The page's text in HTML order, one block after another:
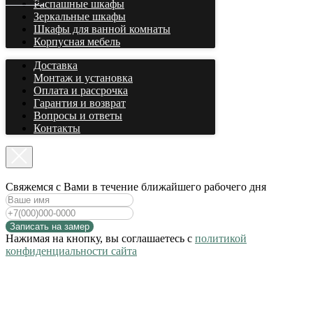
Распашные шкафы
Зеркальные шкафы
Шкафы для ванной комнаты
Корпусная мебель
Доставка
Монтаж и установка
Оплата и рассрочка
Гарантия и возврат
Вопросы и ответы
Контакты
Cвяжемся с Вами в течение ближайшего рабочего дня
Записать на замер
Нажимая на кнопку, вы соглашаетесь с политикой
конфиденциальности сайта